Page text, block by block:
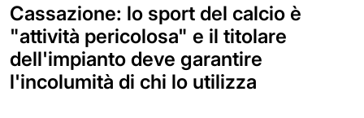
Cassazione: lo sport del calcio è
"attività pericolosa" e il titolare
dell'impianto deve garantire
l'incolumità di chi lo utilizza